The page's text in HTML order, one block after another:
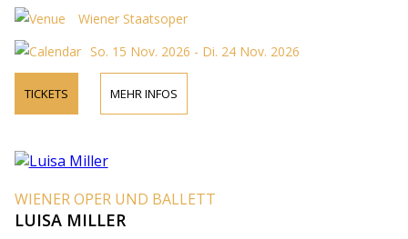
Wiener Staatsoper
So. 15 Nov. 2026 - Di. 24 Nov. 2026
TICKETS MEHR INFOS
WIENER OPER UND BALLETT
LUISA MILLER